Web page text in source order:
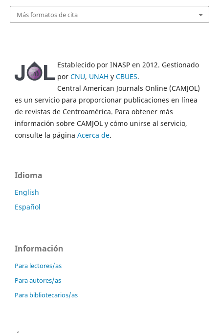
Más formatos de cita
Establecido por INASP en 2012. Gestionado
por CNU, UNAH y CBUES.
Central American Journals Online (CAMJOL)
es un servicio para proporcionar publicaciones en línea
de revistas de Centroamérica. Para obtener más
información sobre CAMJOL y cómo unirse al servicio,
consulte la página Acerca de.
Idioma
English
Español
Información
Para lectores/as
Para autores/as
Para bibliotecarios/as